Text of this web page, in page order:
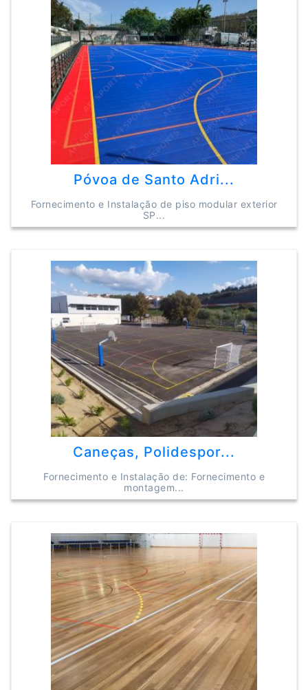
Póvoa de Santo Adri...
Fornecimento e Instalação de piso modular exterior
SP...
Caneças, Polidespor...
Fornecimento e Instalação de: Fornecimento e
montagem...